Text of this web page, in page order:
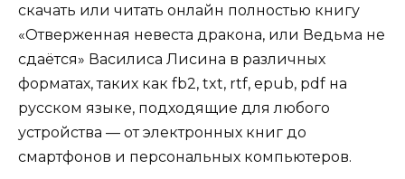
скачать или читать онлайн полностью книгу
«Отверженная невеста дракона, или Ведьма не
сдаётся» Василиса Лисина в различных
форматах, таких как fb2, txt, rtf, epub, pdf на
русском языке, подходящие для любого
устройства — от электронных книг до
смартфонов и персональных компьютеров.